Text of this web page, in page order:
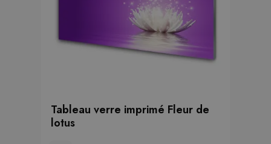
Tableau verre imprimé Fleur de
lotus